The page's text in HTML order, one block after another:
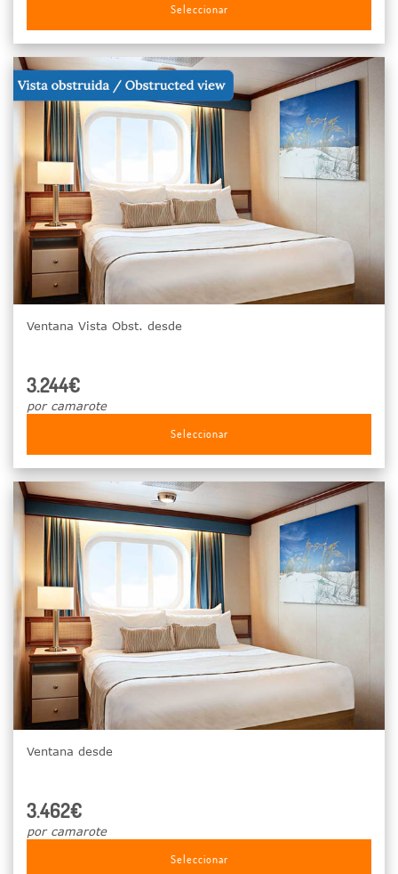
Seleccionar
Ventana Vista Obst. desde
3.244€
por camarote
Seleccionar
Ventana desde
3.462€
por camarote
Seleccionar